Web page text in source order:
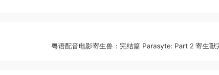
粤语配音电影寄生兽：完结篇 Parasyte: Part 2 寄生獸